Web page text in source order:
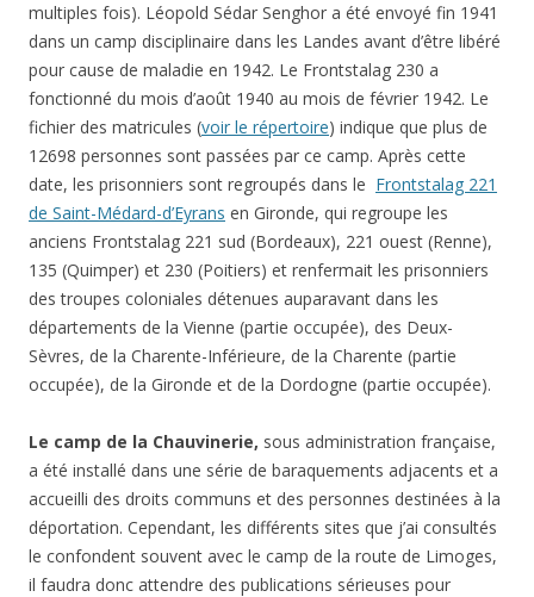
multiples fois). Léopold Sédar Senghor a été envoyé fin 1941
dans un camp disciplinaire dans les Landes avant d’être libéré
pour cause de maladie en 1942. Le Frontstalag 230 a
fonctionné du mois d’août 1940 au mois de février 1942. Le
fichier des matricules (voir le répertoire) indique que plus de
12698 personnes sont passées par ce camp. Après cette
date, les prisonniers sont regroupés dans le Frontstalag 221
de Saint-Médard-d’Eyrans en Gironde, qui regroupe les
anciens Frontstalag 221 sud (Bordeaux), 221 ouest (Renne),
135 (Quimper) et 230 (Poitiers) et renfermait les prisonniers
des troupes coloniales détenues auparavant dans les
départements de la Vienne (partie occupée), des Deux-
Sèvres, de la Charente-Inférieure, de la Charente (partie
occupée), de la Gironde et de la Dordogne (partie occupée).
Le camp de la Chauvinerie, sous administration française,
a été installé dans une série de baraquements adjacents et a
accueilli des droits communs et des personnes destinées à la
déportation. Cependant, les différents sites que j’ai consultés
le confondent souvent avec le camp de la route de Limoges,
il faudra donc attendre des publications sérieuses pour